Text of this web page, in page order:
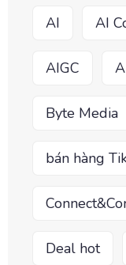
AI AI
AIGC
Byte Media
bán hàng
Deal hot